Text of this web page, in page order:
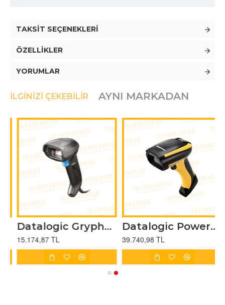
TAKSIT SEÇENEKLERI
ÖZELLIKLER
YORUMLAR
İLGINIZI ÇEKEBILIR AYNI MARKADAN
Datalogic Gryphon GD4590 Kablosuz Karekod Barkod Okuyucu (2D)
15.174,87 TL
Datalogic PowerScan PM9500 Endüstriyel Barkod Okuyucu (2D)
39.740,98 TL